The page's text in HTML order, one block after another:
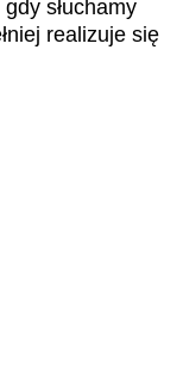
słuchamy
realizuje się